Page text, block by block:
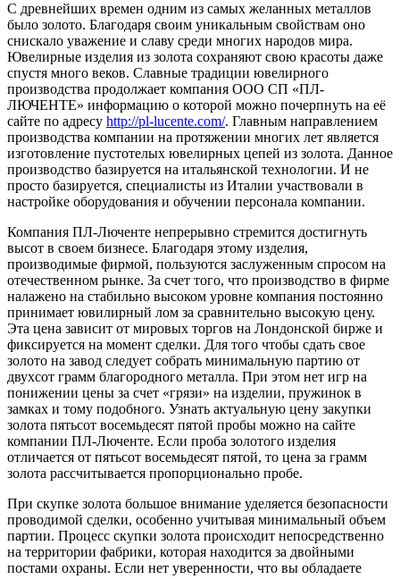
С древнейших времен одним из самых желанных металлов
было золото. Благодаря своим уникальным свойствам оно
снискало уважение и славу среди многих народов мира.
Ювелирные изделия из золота сохраняют свою красоты даже
спустя много веков. Славные традиции ювелирного
производства продолжает компания ООО СП «ПЛ-
ЛЮЧЕНТЕ» информацию о которой можно почерпнуть на её
сайте по адресу http://pl-lucente.com/. Главным направлением
производства компании на протяжении многих лет является
изготовление пустотелых ювелирных цепей из золота. Данное
производство базируется на итальянской технологии. И не
просто базируется, специалисты из Италии участвовали в
настройке оборудования и обучении персонала компании.
Компания ПЛ-Люченте непрерывно стремится достигнуть
высот в своем бизнесе. Благодаря этому изделия,
производимые фирмой, пользуются заслуженным спросом на
отечественном рынке. За счет того, что производство в фирме
налажено на стабильно высоком уровне компания постоянно
принимает ювилирный лом за сравнительно высокую цену.
Эта цена зависит от мировых торгов на Лондонской бирже и
фиксируется на момент сделки. Для того чтобы сдать свое
золото на завод следует собрать минимальную партию от
двухсот грамм благородного металла. При этом нет игр на
понижении цены за счет «грязи» на изделии, пружинок в
замках и тому подобного. Узнать актуальную цену закупки
золота пятьсот восемьдесят пятой пробы можно на сайте
компании ПЛ-Люченте. Если проба золотого изделия
отличается от пятьсот восемьдесят пятой, то цена за грамм
золота рассчитывается пропорционально пробе.
При скупке золота большое внимание уделяется безопасности
проводимой сделки, особенно учитывая минимальный объем
партии. Процесс скупки золота происходит непосредственно
на территории фабрики, которая находится за двойными
постами охраны. Если нет уверенности, что вы обладаете